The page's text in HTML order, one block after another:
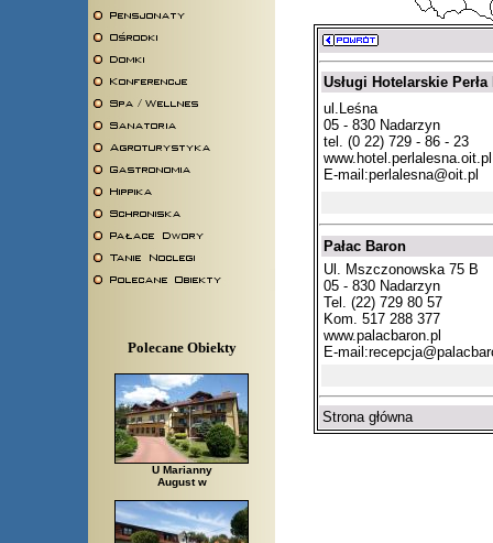
Polecane Obiekty
U Marianny
August w
Usługi Hotelarskie Perła
ul.Leśna
05 - 830 Nadarzyn
tel. (0 22) 729 - 86 - 23
www.hotel.perlalesna.oit.pl
E-mail:perlalesna@oit.pl
Pałac Baron
Ul. Mszczonowska 75 B
05 - 830 Nadarzyn
Tel. (22) 729 80 57
Kom. 517 288 377
www.palacbaron.pl
E-mail:
Strona główna